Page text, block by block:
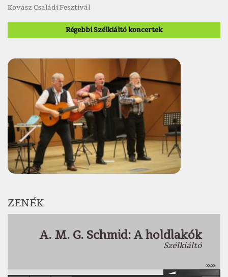
Kovász Családi Fesztivál
Régebbi Szélkiáltó koncertek
ZENÉK
A. M. G. Schmid: A holdlakók
Szélkiáltó
00:00